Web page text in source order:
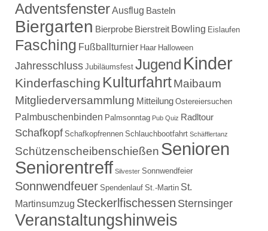
AdventsfensterAusflug Basteln
Biergarten Bierprobe Bierstreit Bowling Eislaufen
Fasching Fußballturnier Haar Halloween
Jahresschluss Jubiläumsfest Jugend Kinder
Kinderfasching KulturfahrtMaibaum
Mitgliederversammlung Mitteilung Ostereiersuchen
Palmbuschenbinden Palmsonntag Pub Quiz Radltour
Schafkopf Schafkopfrennen Schlauchbootfahrt Schäfflertanz
Schützenscheibenschießen Senioren
Seniorentreff Silvester Sonnwendfeier
Sonnwendfeuer Spendenlauf St.-Martin St.
Martinsumzug Steckerlfischessen Sternsinger
Veranstaltungshinweis